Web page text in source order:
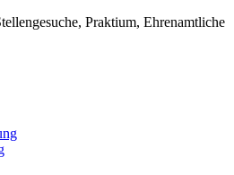
Praktium, Ehrenamtliche